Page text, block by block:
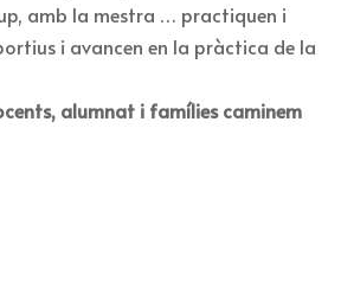
amb la mestra … practiquen i
i avancen en la pràctica de la
alumnat i famílies caminem